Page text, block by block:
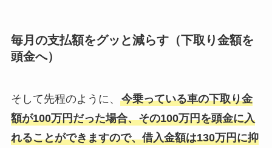
毎月の支払額をグッと減らす（下取り金額を
頭金へ）
そして先程のように、 今乗っている車の下取り金
額が100万円だった場合、その100万円を頭金に入
れることができますので、借入金額は130万円に抑